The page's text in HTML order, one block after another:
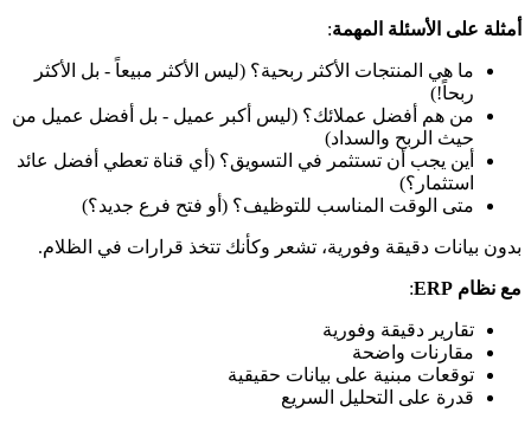
أمثلة على الأسئلة المهمة:
ما هي المنتجات الأكثر ربحية؟ (ليس الأكثر مبيعاً - بل الأكثر
ربحاً!)
من هم أفضل عملائك؟ (ليس أكبر عميل - بل أفضل عميل من
حيث الربح والسداد)
أين يجب أن تستثمر في التسويق؟ (أي قناة تعطي أفضل عائد
استثمار؟)
متى الوقت المناسب للتوظيف؟ (أو فتح فرع جديد؟)
بدون بيانات دقيقة وفورية، تشعر وكأنك تتخذ قرارات في الظلام.
مع نظام ERP :
تقارير دقيقة وفورية
مقارنات واضحة
توقعات مبنية على بيانات حقيقية
قدرة على التحليل السريع